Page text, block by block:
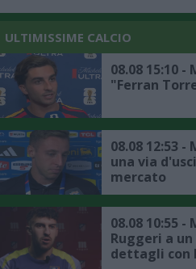
ULTIMISSIME CALCIO
08.08 15:10 -
"Ferran
08.08 12:53 -
una via
mercato
08.08 10:55 -
Ruggeri a
dettagli con